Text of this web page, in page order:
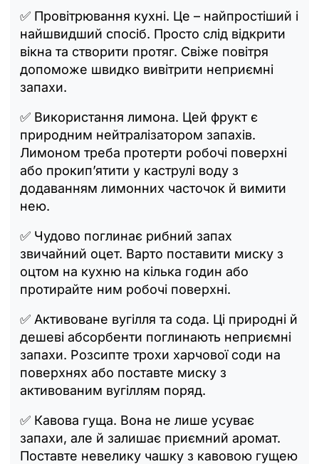
✅ Провітрювання кухні. Це – найпростіший і
найшвидший спосіб. Просто слід відкрити
вікна та створити протяг. Свіже повітря
допоможе швидко вивітрити неприємні
запахи.
✅ Використання лимона. Цей фрукт є
природним нейтралізатором запахів.
Лимоном треба протерти робочі поверхні
або прокип’ятити у каструлі воду з
додаванням лимонних часточок й вимити
нею.
✅ Чудово поглинає рибний запах
звичайний оцет. Варто поставити миску з
оцтом на кухню на кілька годин або
протирайте ним робочі поверхні.
✅ Активоване вугілля та сода. Ці природні й
дешеві абсорбенти поглинають неприємні
запахи. Розсипте трохи харчової соди на
поверхнях або поставте миску з
активованим вугіллям поряд.
✅ Кавова гуща. Вона не лише усуває
запахи, але й залишає приємний аромат.
Поставте невелику чашку з кавовою гущею